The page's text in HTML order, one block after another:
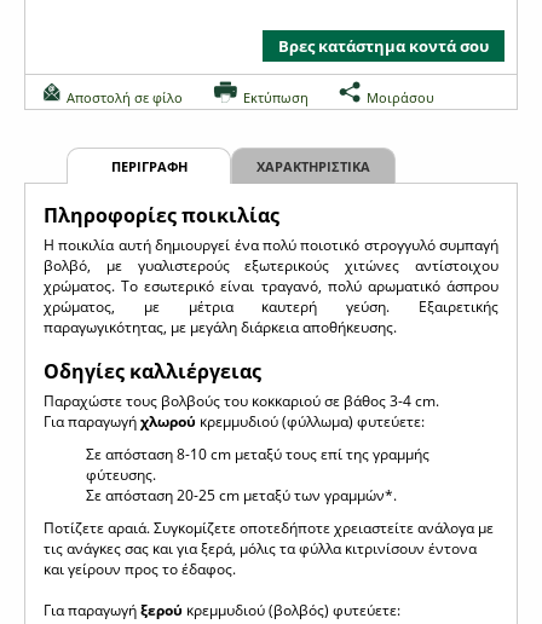
Βρες κατάστημα κοντά σου
Αποστολή σε φίλο Εκτύπωση Μοιράσου
ΠΕΡΙΓΡΑΦΗ ΧΑΡΑΚΤΗΡΙΣΤΙΚΑ
Πληροφορίες ποικιλίας
H ποικιλία αυτή δημιουργεί ένα πολύ ποιοτικό στρογγυλό συμπαγή
βολβό, με γυαλιστερούς εξωτερικούς χιτώνες αντίστοιχου
χρώματος. Το εσωτερικό είναι τραγανό, πολύ αρωματικό άσπρου
χρώματος, με μέτρια καυτερή γεύση. Εξαιρετικής
παραγωγικότητας, με μεγάλη διάρκεια αποθήκευσης.
Οδηγίες καλλιέργειας
Παραχώστε τους βολβούς του κοκκαριού σε βάθος 3-4 cm.
Για παραγωγήχλωρού κρεμμυδιού (φύλλωμα) φυτεύετε:
Σε απόσταση 8-10 cm μεταξύ τους επί της γραμμής
φύτευσης.
Σε απόσταση 20-25 cm μεταξύ των γραμμών*.
Ποτίζετε αραιά. Συγκομίζετε οποτεδήποτε χρειαστείτε ανάλογα με
τις ανάγκες σας και για ξερά, μόλις τα φύλλα κιτρινίσουν έντονα
και γείρουν προς το έδαφος.
Για παραγωγήξερού κρεμμυδιού (βολβός) φυτεύετε: